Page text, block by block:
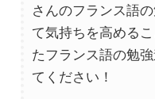
さんのフランス語
て気持ちを高める
たフランス語の勉
てください！